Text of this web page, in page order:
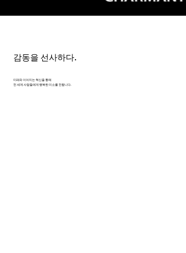
감동을 선사하다.
미래와 이어지는 혁신을 통해
전 세계 사람들에게 행복한 미소를 전합니다.